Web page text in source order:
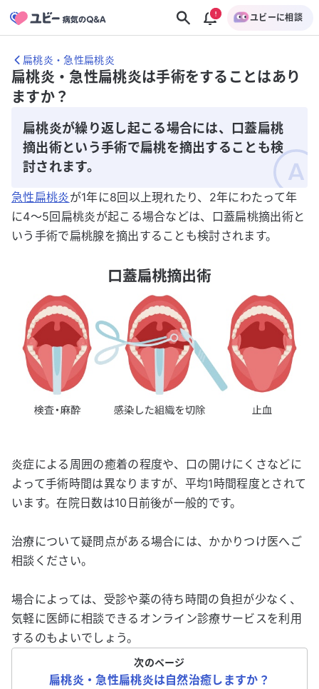
ユビーに相談
扁桃炎・急性扁桃炎
扁桃炎・急性扁桃炎は手術をすることはあり
ますか？
扁桃炎が繰り返し起こる場合には、口蓋扁桃
摘出術という手術で扁桃を摘出することも検
討されます。
急性扁桃炎が1年に8回以上現れたり、2年にわたって年
に4～5回扁桃炎が起こる場合などは、口蓋扁桃摘出術と
いう手術で扁桃腺を摘出することも検討されます。
炎症による周囲の癒着の程度や、口の開けにくさなどに
よって手術時間は異なりますが、平均1時間程度とされて
います。在院日数は10日前後が一般的です。
治療について疑問点がある場合には、かかりつけ医へご
相談ください。
場合によっては、受診や薬の待ち時間の負担が少なく、
気軽に医師に相談できるオンライン診療サービスを利用
するのもよいでしょう。
次のページ
扁桃炎・急性扁桃炎は自然治癒しますか？